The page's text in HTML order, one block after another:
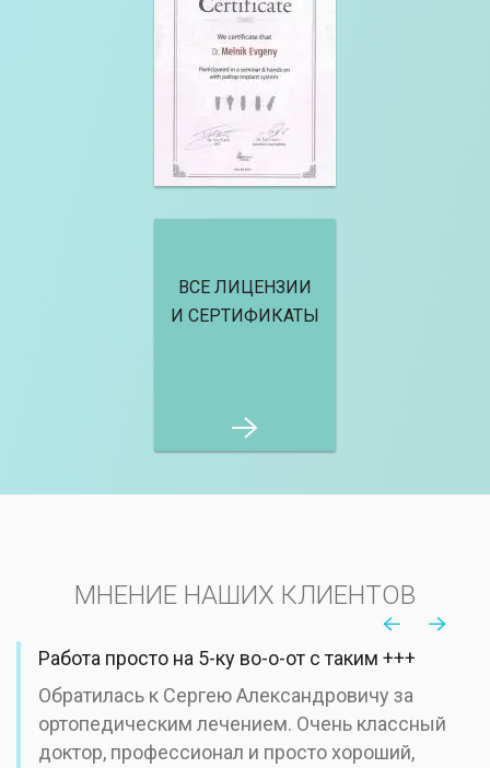
ВСЕ ЛИЦЕНЗИИ
И СЕРТИФИКАТЫ
МНЕНИЕ НАШИХ КЛИЕНТОВ
Работа просто на 5-ку во-о-от с таким +++
Обратилась к Сергею Александровичу за
ортопедическим лечением. Очень классный
доктор, профессионал и просто хороший,